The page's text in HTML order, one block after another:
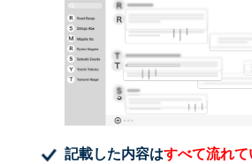
記載した内容はすべて流れて